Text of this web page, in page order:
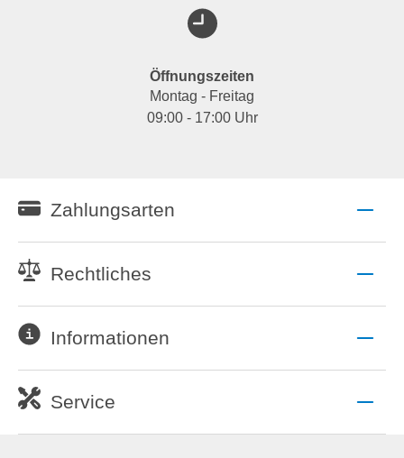
Öffnungszeiten
Montag - Freitag
09:00 - 17:00 Uhr
Zahlungsarten
Rechtliches
Informationen
Service